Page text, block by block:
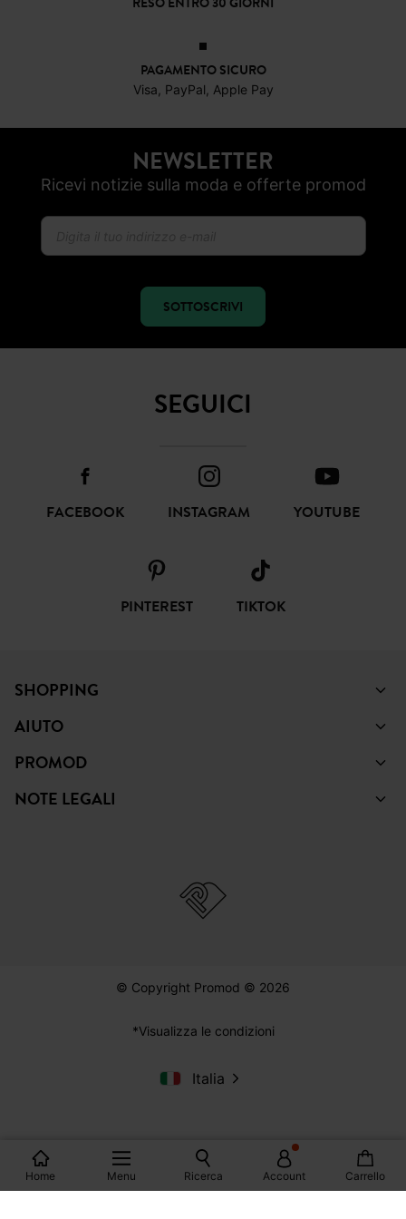
Home Menu Ricerca Account Carrello
PAGAMENTO SICURO
Visa, PayPal, Apple Pay
NEWSLETTER
Ricevi notizie sulla moda e offerte promod
SOTTOSCRIVI
SEGUICI
FACEBOOK INSTAGRAM YOUTUBE
PINTEREST TIKTOK
SHOPPING
AIUTO
PROMOD
NOTE LEGALI
© Copyright Promod © 2026
*Visualizza le condizioni
Italia